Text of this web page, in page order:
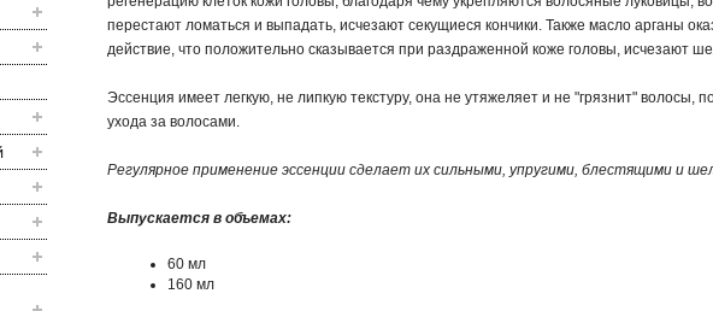
перестают ломаться и выпадать, исчезают секущиеся кончики. Также масло арганы
действие, что положительно сказывается при раздраженной коже головы, исчезают
Эссенция имеет легкую, не липкую текстуру, она не утяжеляет и не "грязнит"
ухода за волосами.
Регулярное применение эссенции сделает их сильными, упругими, блестящими и
Выпускается в объемах:
60 мл
160 мл